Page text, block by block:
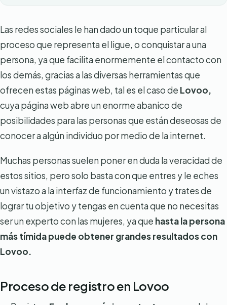
Las redes sociales le han dado un toque particular al
proceso que representa el ligue, o conquistar a una
persona, ya que facilita enormemente el contacto con
los demás, gracias a las diversas herramientas que
ofrecen estas páginas web, tal es el caso de Lovoo,
cuya página web abre un enorme abanico de
posibilidades para las personas que están deseosas de
conocer a algún individuo por medio de la internet.
Muchas personas suelen poner en duda la veracidad de
estos sitios, pero solo basta con que entres y le eches
un vistazo a la interfaz de funcionamiento y trates de
lograr tu objetivo y tengas en cuenta que no necesitas
ser un experto con las mujeres, ya que hasta la persona
más tímida puede obtener grandes resultados con
Lovoo.
Proceso de registro en Lovoo